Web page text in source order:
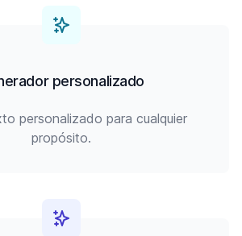
personalizado
personalizado para cualquier
propósito.